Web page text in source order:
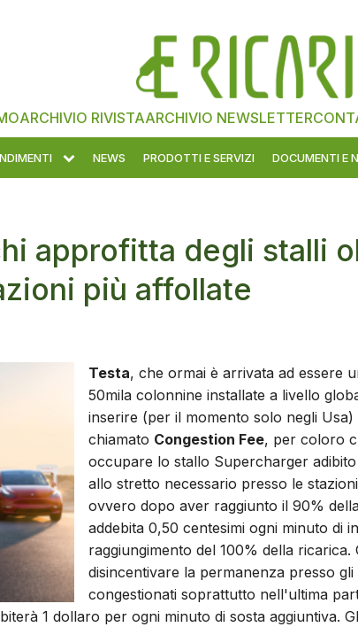
ARCHIVIO RIVISTAARCHIVIO NEWSLETTER
NEWS PRODOTTI E SERVIZI DOCUMENTI E
approfitta degli stalli
più affollate
Testa, che ormai è arrivata ad essere
50mila colonnine installate a livello
inserire (per il momento solo negli
chiamato Congestion Fee, per coloro
occupare lo stallo Supercharger
allo stretto necessario presso le
ovvero dopo aver raggiunto il 90%
addebita 0,50 centesimi ogni minuto di
raggiungimento del 100% della ricarica.
disincentivare la permanenza presso gli
congestionati soprattutto nell'ultima
1 dollaro per ogni minuto di sosta aggiuntiva.